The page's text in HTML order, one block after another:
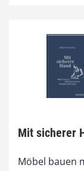
Mit sicherer
Möbel bauen